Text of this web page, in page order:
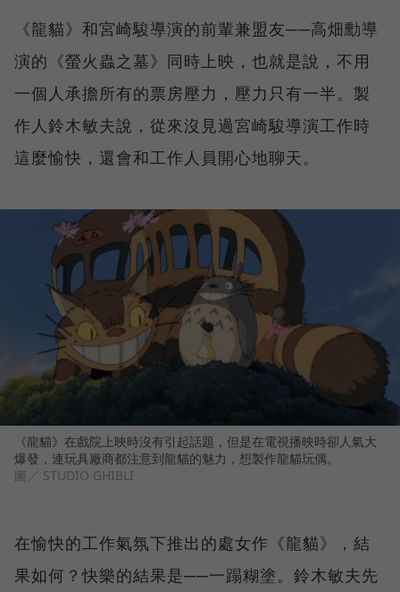
《龍貓》和宮崎駿導演的前輩兼盟友──高畑勳導
演的《螢火蟲之墓》同時上映，也就是說，不用
一個人承擔所有的票房壓力，壓力只有一半。製
作人鈴木敏夫說，從來沒見過宮崎駿導演工作時
這麼愉快，還會和工作人員開心地聊天。
《龍貓》在戲院上映時沒有引起話題，但是在電視播映時卻人氣大
爆發，連玩具廠商都注意到龍貓的魅力，想製作龍貓玩偶。
圖／ STUDIO GHIBLI
在愉快的工作氣氛下推出的處女作《龍貓》，結
果如何？快樂的結果是──一蹋糊塗。鈴木敏夫先